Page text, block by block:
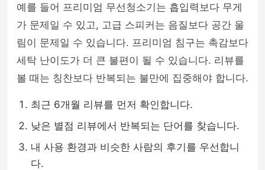
예를 들어 프리미엄 무선청소기는 흡입력보다 무게
가 문제일 수 있고, 고급 스피커는 음질보다 공간 울
림이 문제일 수 있습니다. 프리미엄 침구는 촉감보다
세탁 난이도가 더 큰 불편이 될 수 있습니다. 리뷰를
볼 때는 칭찬보다 반복되는 불만에 집중해야 합니다.
최근 6개월 리뷰를 먼저 확인합니다.
낮은 별점 리뷰에서 반복되는 단어를 찾습니다.
내 사용 환경과 비슷한 사람의 후기를 우선합니
다.